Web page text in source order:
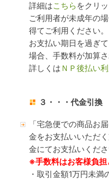
詳細はこちら をクリ
ご利用者が未成年の
得てご利用ください。
お支払い期日を過ぎ
場合、手数料が加算
詳しくは ＮＰ後払い
３・・・代金引換
「宅急便での商品お
金をお支払いいただ
金にてお支払いくださ
※手数料はお客様負担
・取引金額1万円未満